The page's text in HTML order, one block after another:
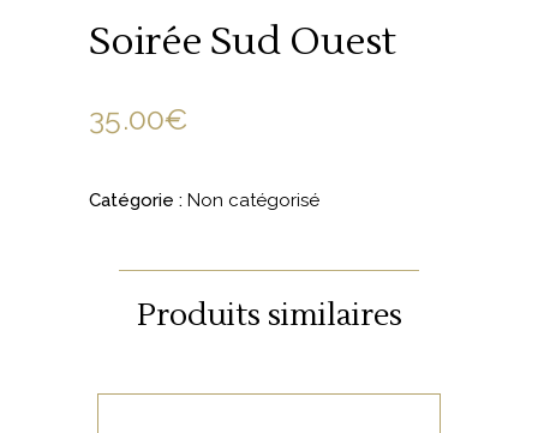
Soirée Sud Ouest
35.00€
Catégorie : Non catégorisé
Produits similaires